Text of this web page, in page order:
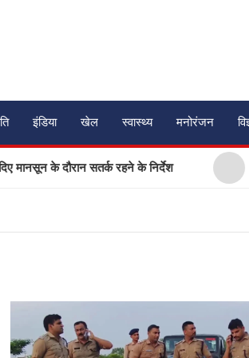
इंडिया खेल स्वास्थ्य मनोरंजन
दौरान सतर्क रहने के निर्देश प्लास्टिक